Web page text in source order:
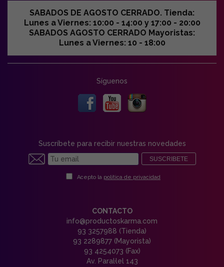
SABADOS DE AGOSTO CERRADO. Tienda:
Lunes a Viernes: 10:00 - 14:00 y 17:00 - 20:00
SABADOS AGOSTO CERRADO Mayoristas:
Lunes a Viernes: 10 - 18:00
Síguenos
Suscríbete para recibir nuestras novedades
SUSCRIBETE
Acepto la política de privacidad
CONTACTO
info@productoskarma.com
93 3257988 (Tienda)
93 2289877 (Mayorista)
93 4254073 (Fax)
Av. Paral·lel 143